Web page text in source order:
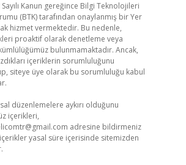
Kanun gereğince Bilgi Teknolojileri
(BTK) tarafından onaylanmış bir Yer
hizmet vermektedir. Bu nedenle,
proaktif olarak denetleme veya
bulunmamaktadır. Ancak,
içeriklerin sorumluluğunu
siteye üye olarak bu sorumluluğu kabul
düzenlemelere aykırı olduğunu
içerikleri,
adresine bildirmeniz
yasal süre içerisinde sitemizden